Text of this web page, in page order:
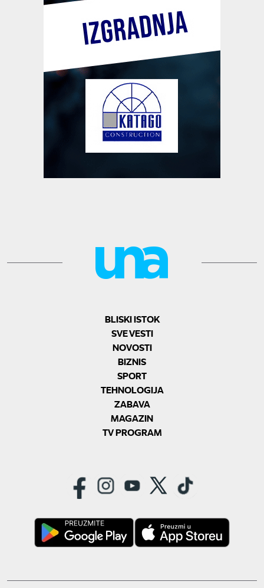
BLISKI ISTOK
SVE VESTI
NOVOSTI
BIZNIS
SPORT
TEHNOLOGIJA
ZABAVA
MAGAZIN
TV PROGRAM